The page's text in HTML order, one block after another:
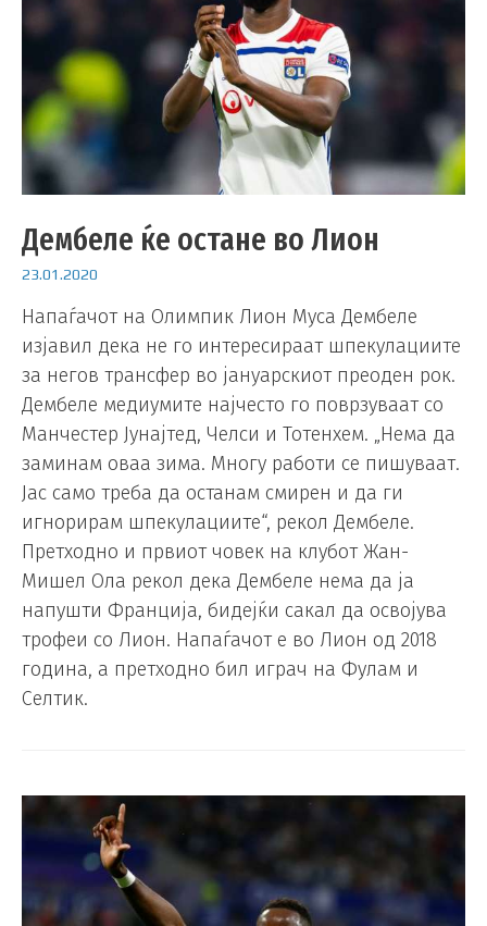
Дембеле ќе остане во Лион
23.01.2020
Напаѓачот на Олимпик Лион Муса Дембеле
изјавил дека не го интересираат шпекулациите
за негов трансфер во јануарскиот преоден рок.
Дембеле медиумите најчесто го поврзуваат со
Манчестер Јунајтед, Челси и Тотенхем. „Нема да
заминам оваа зима. Многу работи се пишуваат.
Јас само треба да останам смирен и да ги
игнорирам шпекулациите“, рекол Дембеле.
Претходно и првиот човек на клубот Жан-
Мишел Ола рекол дека Дембеле нема да ја
напушти Франција, бидејќи сакал да освојува
трофеи со Лион. Напаѓачот е во Лион од 2018
година, а претходно бил играч на Фулам и
Селтик.